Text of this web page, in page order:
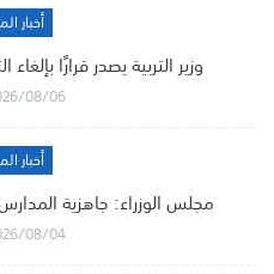
أخبار
وزير التربية يصدر قرارًا
08/06
أخبار
مجلس الوزراء: جاهزية
08/04